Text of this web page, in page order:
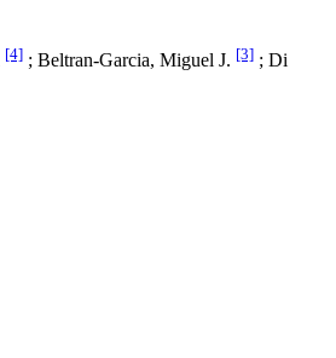
[4] ; Beltran-Garcia, Miguel J. [3] ; Di